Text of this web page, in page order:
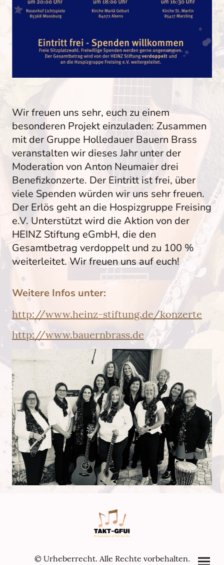
Wir freuen uns sehr, euch zu einem
besonderen Projekt einzuladen: Zusammen
mit der Gruppe Holledauer Bauern Brass
veranstalten wir dieses Jahr unter der
Moderation von Anton Neumaier drei
Benefizkonzerte. Der Eintritt ist frei, über
viele Spenden würden wir uns sehr freuen.
Der Erlös geht an die Hospizgruppe Freising
e.V. Unterstützt wird die Aktion von der
HEINZ Stiftung eGmbH, die den
Gesamtbetrag verdoppelt und zu 100 %
weiterleitet. Wir freuen uns auf euch!
Weitere Infos unter:
http://www.heinz-stiftung.de/konzerte
http://www.bauernbrass.de
© Urheberrecht. Alle Rechte vorbehalten.